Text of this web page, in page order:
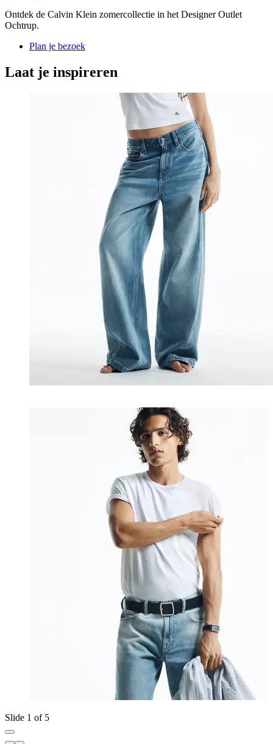
Ontdek de Calvin Klein zomercollectie in het Designer Outlet
Ochtrup.
Plan je bezoek
Laat je inspireren
Slide 1 of 5